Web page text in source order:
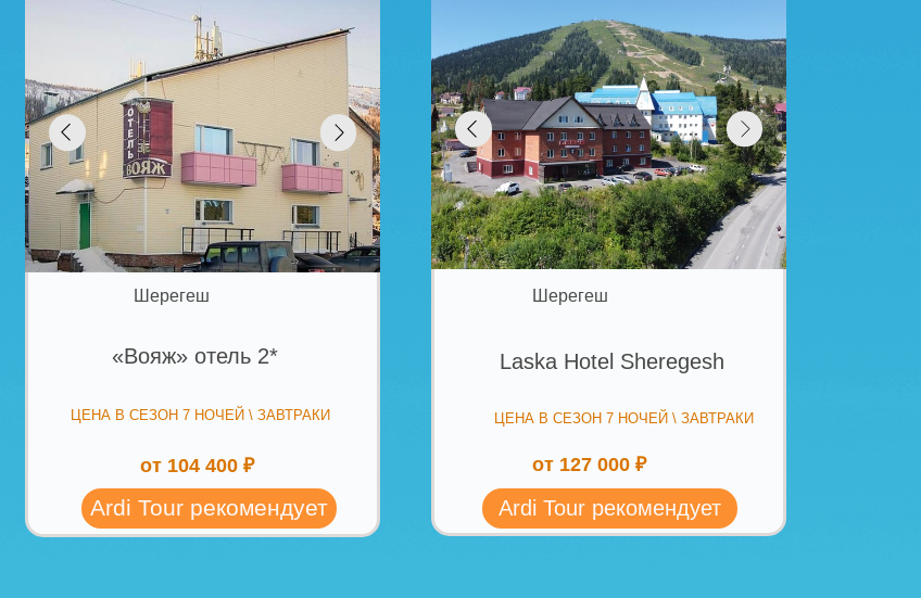
от 104 400 ₽ от 127 000 ₽
Ardi Tour рекомендует
Ardi Tour рекомендует
ЦЕНА В СЕЗОН 7 НОЧЕЙ \ ЗАВТРАКИ ЦЕНА В СЕЗОН 7 НОЧЕЙ \ ЗАВТРАКИ
отель 5* (курорт Архыз)
Mairi Park Hotel 5*
(курорт Архыз)